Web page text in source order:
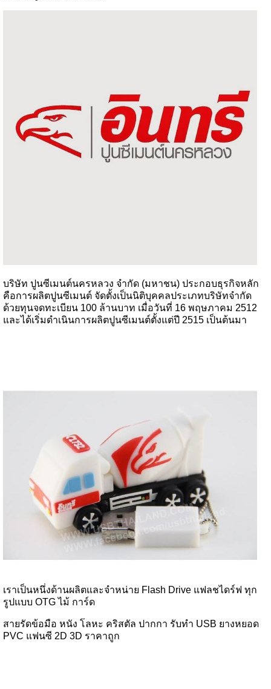
บริษัท ปูนซีเมนต์นครหลวง จำกัด (มหาชน) ประกอบธุรกิจหลัก
คือการผลิตปูนซีเมนต์ จัดตั้งเป็นนิติบุคคลประเภทบริษัทจำกัด
ด้วยทุนจดทะเบียน 100 ล้านบาท เมื่อวันที่ 16 พฤษภาคม 2512
และได้เริ่มดำเนินการผลิตปูนซีเมนต์ตั้งแต่ปี 2515 เป็นต้นมา
เราเป็นหนึ่งด้านผลิตและจำหน่าย Flash Drive แฟลชไดร์ฟ ทุก
รูปแบบ OTG ไม้ การ์ด
สายรัดข้อมือ หนัง โลหะ คริสตัล ปากกา รับทำ USB ยางหยอด
PVC แฟนซี 2D 3D ราคาถูก